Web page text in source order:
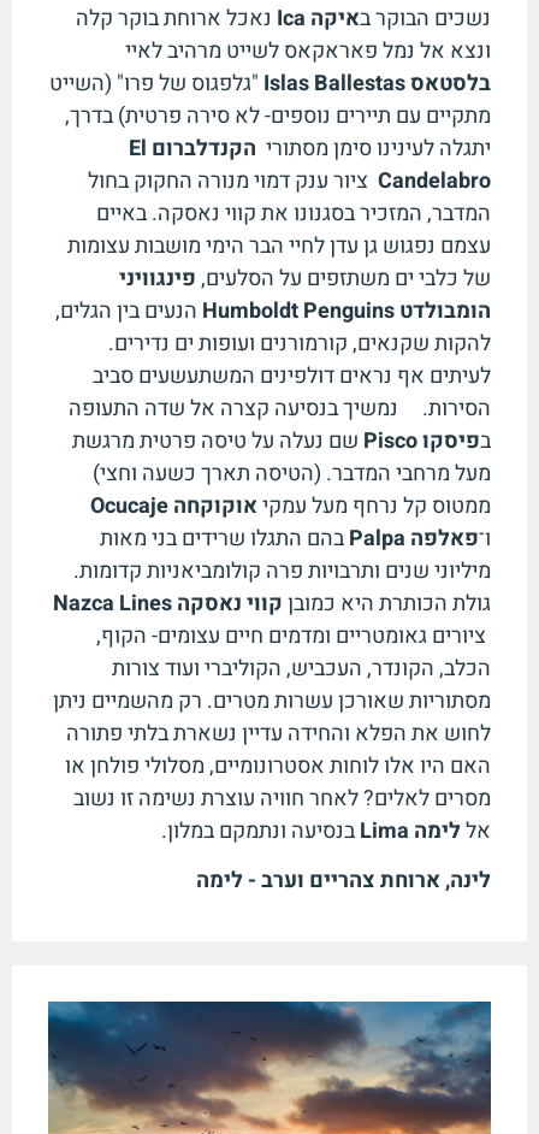
נשכים הבוקר באיקה
נאכל ארוחת בוקר קלה
ונצא אל נמל פאראקאס לשייט מרהיב לאיי
בלסטאס
"גלפגוס של פרו" (השייט
מתקיים עם תיירים נוספים- לא סירה פרטית) בדרך,
יתגלה לעינינו סימן מסתורי הקנדלברום El
Candelabro ציור ענק דמוי מנורה החקוק בחול
המדבר, המזכיר בסגנונו את קווי נאסקה. באיים
עצמם נפגוש גן עדן לחיי הבר הימי מושבות עצומות
של כלבי ים משתזפים על הסלעים,פינגוויני
הומבולדט
הנעים בין הגלים,
להקות שקנאים, קורמורנים ועופות ים נדירים.
לעיתים אף נראים דולפינים המשתעשעים סביב
הסירות. נמשיך בנסיעה קצרה אל שדה התעופה
בפיסקו
שם נעלה על טיסה פרטית מרגשת
מעל מרחבי המדבר. (הטיסה תארך כשעה וחצי)
ממטוס קל נרחף מעל עמקיאוקוקחה
ו־פאלפה
בהם התגלו שרידים בני מאות
מיליוני שנים ותרבויות פרה קולומביאניות קדומות.
גולת הכותרת היא כמובןקווי נאסקה
ציורים גאומטריים ומדמים חיים עצומים- הקוף,
הכלב, הקונדר, העכביש, הקוליברי ועוד צורות
מסתוריות שאורכן עשרות מטרים. רק מהשמיים ניתן
לחוש את הפלא והחידה עדיין נשארת בלתי פתורה
האם היו אלו לוחות אסטרונומיים, מסלולי פולחן או
מסרים לאלים? לאחר חוויה עוצרת נשימה זו נשוב
אללימה
בנסיעה ונתמקם במלון.
לינה, ארוחת צהריים וערב - לימה